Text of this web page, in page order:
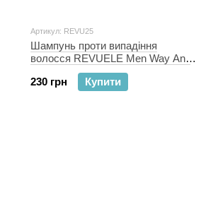
Артикул: REVU25
Шампунь проти випадіння
волосся REVUELE Men Way Anti
Hair Fall Shampoo
230 грн
Купити